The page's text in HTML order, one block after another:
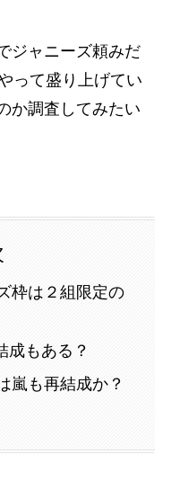
ジャニーズ頼みだ
って盛り上げてい
か調査してみたい
枠は２組限定の
成もある？
嵐も再結成か？